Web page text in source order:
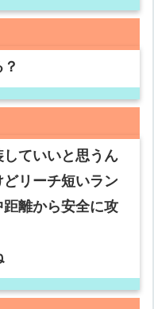
ていいと思うん
リーチ短いラン
離から安全に攻